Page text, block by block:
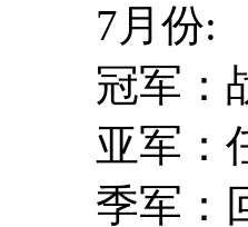
7月份:
冠军：战
亚军：任
季军：